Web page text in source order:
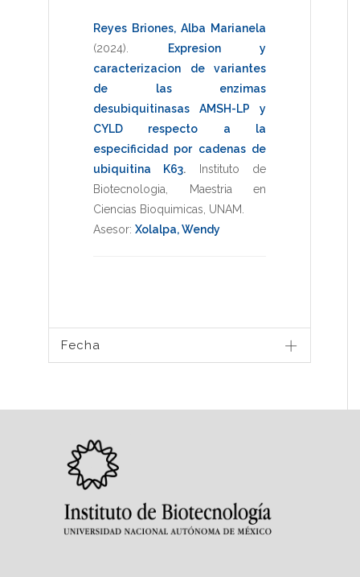
Reyes Briones, Alba Marianela
(2024)
Expresion y
caracterizacion de variantes
de las enzimas
desubiquitinasas AMSH-LP y
CYLD respecto a la
especificidad por cadenas de
ubiquitina K63.
Instituto de
Biotecnologia
Maestria en
Ciencias Bioquimicas UNAM
Asesor: Xolalpa, Wendy
Fecha